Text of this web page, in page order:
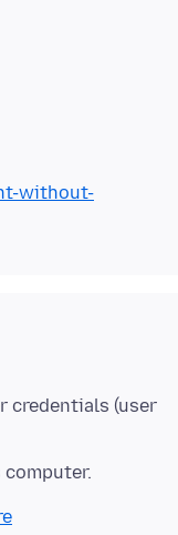
without-
credentials (user